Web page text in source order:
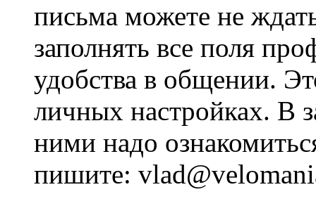
письма можете не
заполнять все поля
удобства в общении.
личных настройках. В
ними надо
пишите: